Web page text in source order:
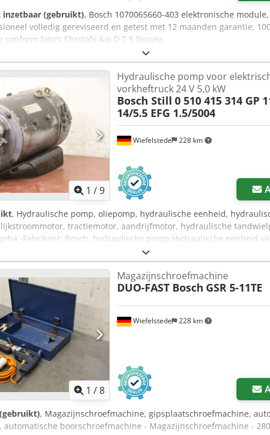
inzetbaar (gebruikt), Bosch 1070065660-403 elektronische module,
volledig gereviseerd en getest met 12 maanden garantie,
conform foto's Chsdpfx Aoi D T S Dsiqea
1 /9
Wiefelstede 228 km
Hydraulische pomp voor
vorkheftruck 24 V 5,0 kW
Bosch Still 0 510 415 314 GP
14/5.5 EFG 1.5/5004
, Hydraulische pomp, oliepomp, hydraulische eenheid,
tractiemotor, aandrijfmotor, hydraulische
-Fabrikant: Bosch, hydraulische pomp Hydraulische eenheid
steeds EFG 1.5/5004 -Hydraulische pomp: Type 0 510 415 314 -
320/200/H220 mm -Gewicht: 36 kg
1 /8
Wiefelstede 228 km
Magazijnschroefmachine
DUO-FAST Bosch GSR 5-11TE
, Magazijnschroefmachine, gipsplaatschroefmachine,
automatische boorschroefmachine - Magazijnschroefmachine -